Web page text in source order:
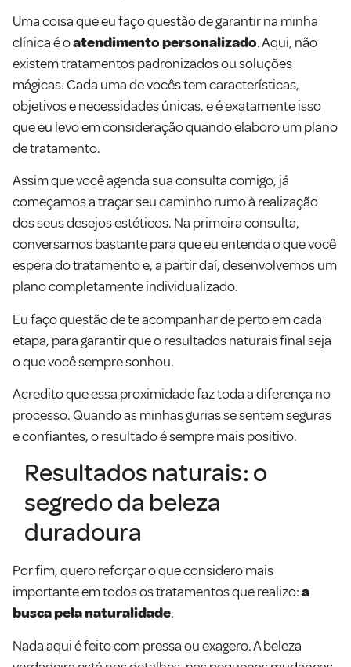
Uma coisa que eu faço questão de garantir na minha
clínica é oatendimento personalizado. Aqui, não
existem tratamentos padronizados ou soluções
mágicas. Cada uma de vocês tem características,
objetivos e necessidades únicas, e é exatamente isso
que eu levo em consideração quando elaboro um plano
de tratamento.
Assim que você agenda sua consulta comigo, já
começamos a traçar seu caminho rumo à realização
dos seus desejos estéticos. Na primeira consulta,
conversamos bastante para que eu entenda o que você
espera do tratamento e, a partir daí, desenvolvemos um
plano completamente individualizado.
Eu faço questão de te acompanhar de perto em cada
etapa, para garantir que o resultados naturais final seja
o que você sempre sonhou.
Acredito que essa proximidade faz toda a diferença no
processo. Quando as minhas gurias se sentem seguras
e confiantes, o resultado é sempre mais positivo.
Resultados naturais: o
segredo da beleza
duradoura
Por fim, quero reforçar o que considero mais
importante em todos os tratamentos que realizo:a
busca pela naturalidade.
Nada aqui é feito com pressa ou exagero. A beleza